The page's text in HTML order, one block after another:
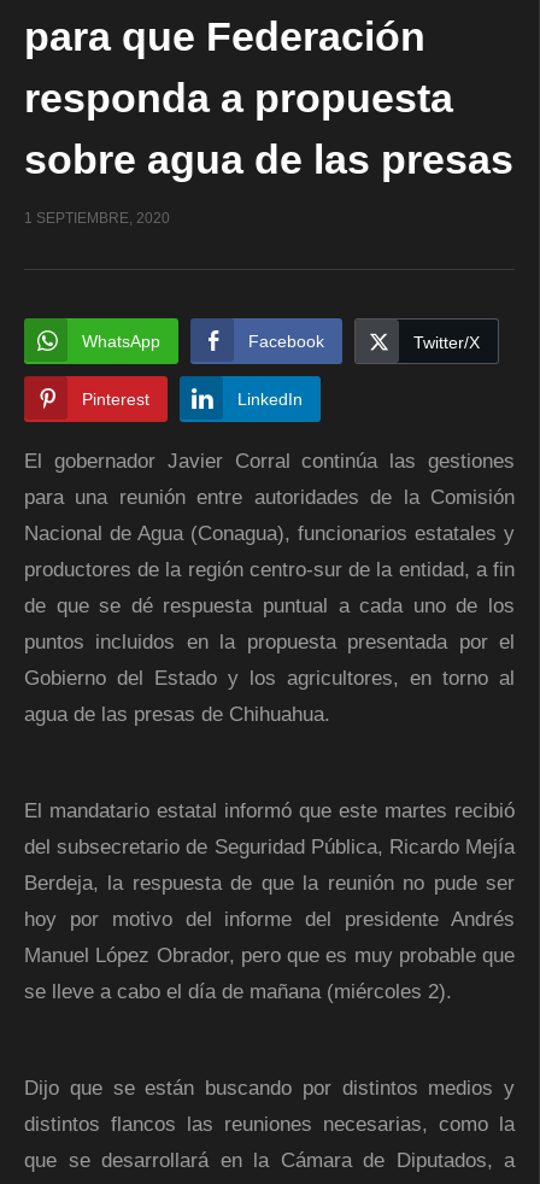
para que Federación
responda a propuesta
sobre agua de las presas
1 SEPTIEMBRE, 2020
WhatsApp Facebook Twitter/X
Pinterest LinkedIn
El gobernador Javier Corral continúa las gestiones
para una reunión entre autoridades de la Comisión
Nacional de Agua (Conagua), funcionarios estatales y
productores de la región centro-sur de la entidad, a fin
de que se dé respuesta puntual a cada uno de los
puntos incluidos en la propuesta presentada por el
Gobierno del Estado y los agricultores, en torno al
agua de las presas de Chihuahua.
El mandatario estatal informó que este martes recibió
del subsecretario de Seguridad Pública, Ricardo Mejía
Berdeja, la respuesta de que la reunión no pude ser
hoy por motivo del informe del presidente Andrés
Manuel López Obrador, pero que es muy probable que
se lleve a cabo el día de mañana (miércoles 2).
Dijo que se están buscando por distintos medios y
distintos flancos las reuniones necesarias, como la
que se desarrollará en la Cámara de Diputados, a